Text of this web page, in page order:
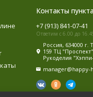
Контакты
+7 (913) 841-07-41
Ответим с 6.00 до
Россия, 634000
159 ТЦ
Рукоделия
manager@happy-